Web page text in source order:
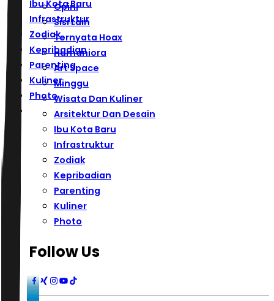
Ibu Kota Baru
Infrastruktur
Zodiak
Kepribadian
Parenting
Kuliner
Photo
Opini
Sisi Lain
Ternyata Hoax
Humaniora
Art Space
Minggu
Wisata Dan Kuliner
Arsitektur Dan Desain
Ibu Kota Baru
Infrastruktur
Zodiak
Kepribadian
Parenting
Kuliner
Photo
Follow Us